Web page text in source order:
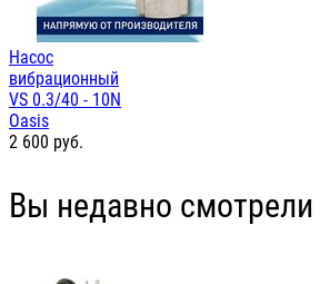
Насос
вибрационный
VS 0.3/40 - 10N
Oasis
2 600 руб.
Вы недавно смотрели